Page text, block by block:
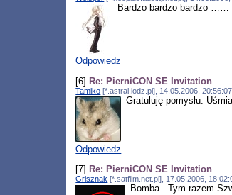
Bardzo bardzo bardzo ……
Odpowiedz
[6] Re: PierniCON SE Invitation
Tamiko [*.astral.lodz.pl], 14.05.2006,
Gratuluję pomysłu.
Odpowiedz
[7] Re: PierniCON SE Invitation
Grisznak [*.satfilm.net.pl], 17.05.2006,
Bomba...Tym razem